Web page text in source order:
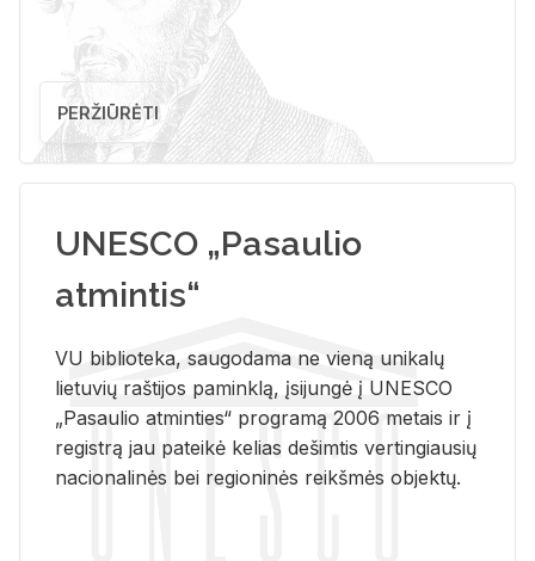
PERŽIŪRĖTI
UNESCO „Pasaulio
atmintis“
VU biblioteka, saugodama ne vieną unikalų
lietuvių raštijos paminklą, įsijungė į UNESCO
„Pasaulio atminties“ programą 2006 metais ir į
registrą jau pateikė kelias dešimtis vertingiausių
nacionalinės bei regioninės reikšmės objektų.